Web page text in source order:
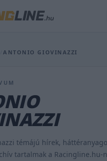
/ANTONIO GIOVINAZZI
témájú hírek,
tartalmak a Racingline.hu-